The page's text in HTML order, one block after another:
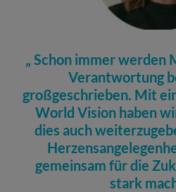
Schon immer werden
Verantwortung
großgeschrieben. Mit
World Vision haben
dies auch
gemeinsam für die
stark